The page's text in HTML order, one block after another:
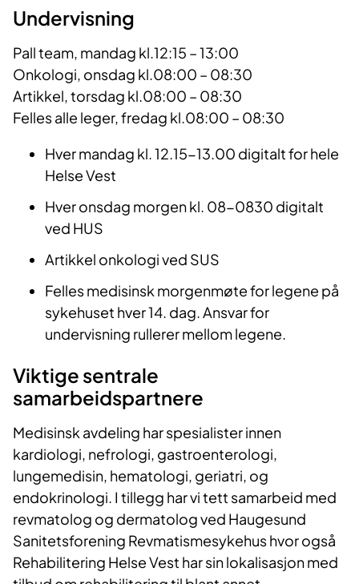
Undervisning
Pall team, mandag kl.12:15 – 13:00
Onkologi, onsdag kl.08:00 – 08:30
Artikkel, torsdag kl.08:00 – 08:30
Felles alle leger, fredag kl.08:00 – 08:30
Hver mandag kl. 12.15-13.00 digitalt for hele
Helse Vest
Hver onsdag morgen kl. 08-0830 digitalt
ved HUS
Artikkel onkologi ved SUS
Felles medisinsk morgenmøte for legene på
sykehuset hver 14. dag. Ansvar for
undervisning rullerer mellom legene.
Viktige sentrale
samarbeidspartnere
Medisinsk avdeling har spesialister innen
kardiologi, nefrologi, gastroenterologi,
lungemedisin, hematologi, geriatri, og
endokrinologi. I tillegg har vi tett samarbeid med
revmatolog og dermatolog ved Haugesund
Sanitetsforening Revmatismesykehus hvor også
Rehabilitering Helse Vest har sin lokalisasjon med